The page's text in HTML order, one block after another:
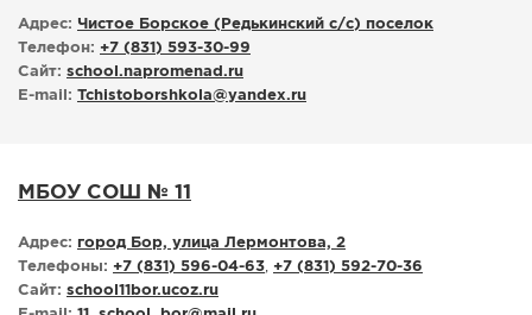
Адрес: Чистое Борское (Редькинский с/с) поселок
Телефон: +7 (831) 593-30-99
Сайт: school.napromenad.ru
E-mail: Tchistoborshkola@yandex.ru
МБОУ СОШ № 11
Адрес: город Бор, улица Лермонтова, 2
Телефоны: +7 (831) 596-04-63
+7 (831) 592-70-36
Сайт: school11bor.ucoz.ru